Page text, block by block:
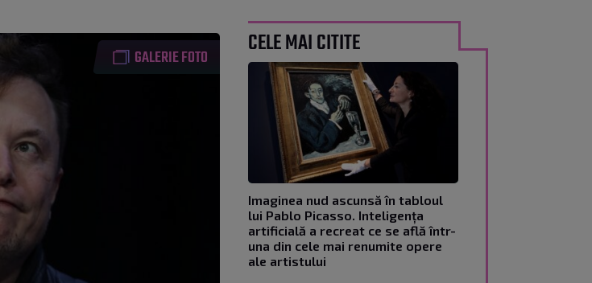
GALERIE FOTO CELE MAI CITITE
Imaginea nud ascunsă în tabloul
lui Pablo Picasso. Inteligența
artificială a recreat ce se află într-
una din cele mai renumite opere
ale artistului